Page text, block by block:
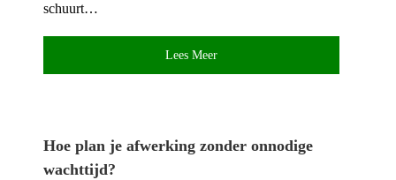
schuurt…
Lees Meer
Hoe plan je afwerking zonder onnodige
wachttijd?